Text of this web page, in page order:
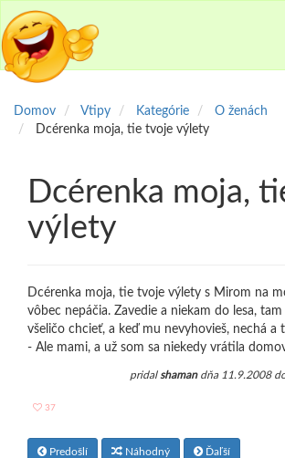
Domov Vtipy Kategórie
O ženách
Dcérenka moja, tie tvoje výlety
Dcérenka moja,
výlety
Dcérenka moja, tie tvoje výlety s Mirom na
vôbec nepáčia. Zavedie a niekam do lesa,
všeličo chcieť, a keď mu nevyhovieš, nechá a
- Ale mami, a už som sa niekedy vrátila
pridal shamandňa 11.9.2008
37
Predošlí Náhodný Ďaľší